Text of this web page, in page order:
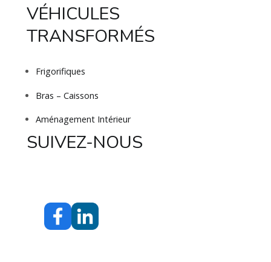
VÉHICULES
TRANSFORMÉS
Frigorifiques
Bras – Caissons
Aménagement Intérieur
SUIVEZ-NOUS